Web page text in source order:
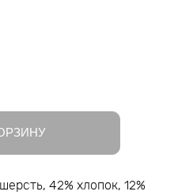
42% хлопок, 12%